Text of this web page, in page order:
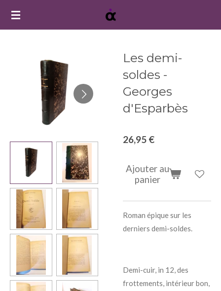
Passer
Les demi-
soldes -
Georges
d'Esparbès
26,95 €
Ajouter au
panier
Roman épique sur les
derniers demi-soldes.
Demi-cuir, in 12, des
frottements, intérieur bon,